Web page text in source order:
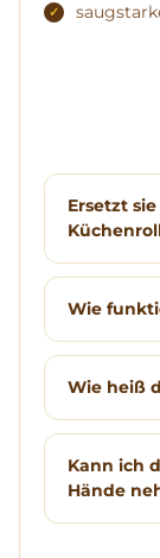
Ersetzt
Wie
Wie heiß
Kann ich
Hände